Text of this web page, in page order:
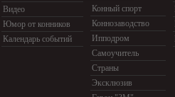
Видео
Юмор от конников
Календарь событий
Конный спорт
Коннозаводство
Ипподром
Самоучитель
Страны
Эксклюзив